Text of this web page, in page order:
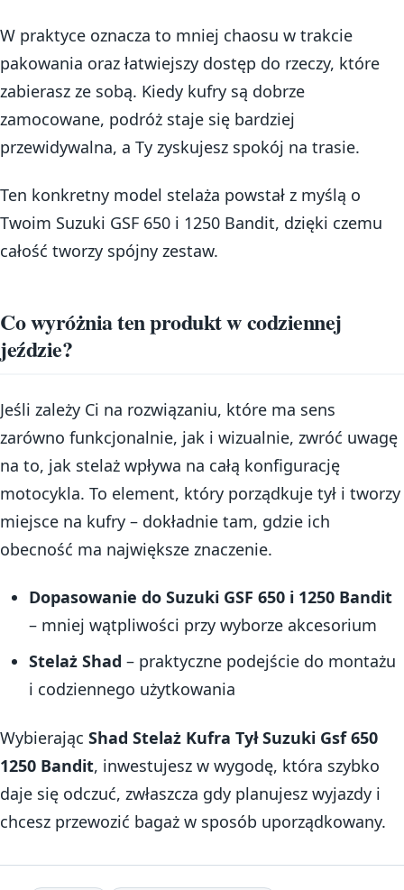
W praktyce oznacza to mniej chaosu w trakcie
pakowania oraz łatwiejszy dostęp do rzeczy, które
zabierasz ze sobą. Kiedy kufry są dobrze
zamocowane, podróż staje się bardziej
przewidywalna, a Ty zyskujesz spokój na trasie.
Ten konkretny model stelaża powstał z myślą o
Twoim Suzuki GSF 650 i 1250 Bandit, dzięki czemu
całość tworzy spójny zestaw.
Co wyróżnia ten produkt w codziennej
jeździe?
Jeśli zależy Ci na rozwiązaniu, które ma sens
zarówno funkcjonalnie, jak i wizualnie, zwróć uwagę
na to, jak stelaż wpływa na całą konfigurację
motocykla. To element, który porządkuje tył i tworzy
miejsce na kufry – dokładnie tam, gdzie ich
obecność ma największe znaczenie.
Dopasowanie do Suzuki GSF 650 i 1250 Bandit
– mniej wątpliwości przy wyborze akcesorium
Stelaż Shad – praktyczne podejście do montażu
i codziennego użytkowania
Wybierając Shad Stelaż Kufra Tył Suzuki Gsf 650
1250 Bandit, inwestujesz w wygodę, która szybko
daje się odczuć, zwłaszcza gdy planujesz wyjazdy i
chcesz przewozić bagaż w sposób uporządkowany.